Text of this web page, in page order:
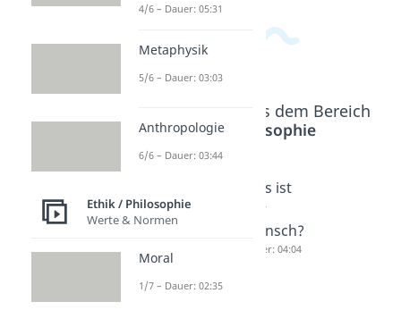
Beliebte Inhalte aus dem Bereich
Ethik / Philosophie
Lebens 42
Dauer: 03:07
ist das
Ziel
Was ist
der
Mensch?
Dauer: 04:04
4/6 – Dauer: 05:31
Metaphysik
5/6 – Dauer: 03:03
Anthropologie
6/6 – Dauer: 03:44
Ethik / Philosophie
Werte & Normen
Moral
1/7 – Dauer: 02:35